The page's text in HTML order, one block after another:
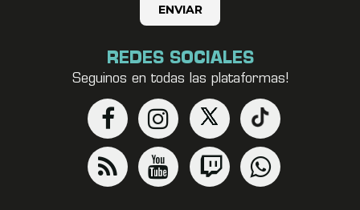
REDES SOCIALES
Seguinos en todas las plataformas!